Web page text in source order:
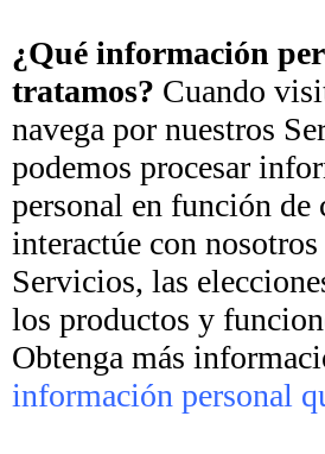
¿Qué información
tratamos? Cuando
navega por nuestros
podemos procesar
personal en función de
interactúe con
Servicios, las
los productos y
Obtenga más
información personal